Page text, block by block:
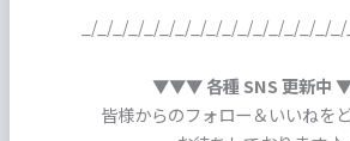
_/_/_/_/_/_/_/_/_/_/_/_/_/_/_/_/
▼▼▼ 各種 SNS 更新
皆様からのフォロー＆いいねを